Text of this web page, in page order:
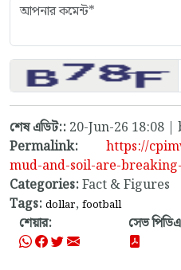
শেষ এডিট:: 20-Jun-26 18:08 |
Permalink:
https://
mud-and-soil-are-
Categories:Fact & Figures
Tags: dollar, football
শেয়ার: সেভ